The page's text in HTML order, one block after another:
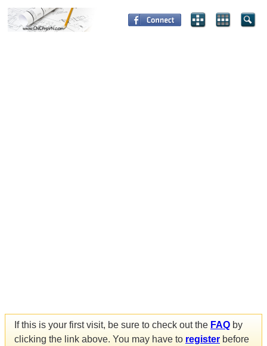
If this is your first visit, be sure to check out the FAQ by
clicking the link above. You may have to register before